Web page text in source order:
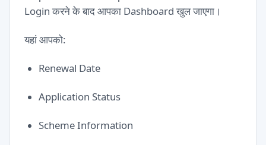
Login करने के बाद आपका Dashboard खुल जाएगा।
यहां आपको:
Renewal Date
Application Status
Scheme Information